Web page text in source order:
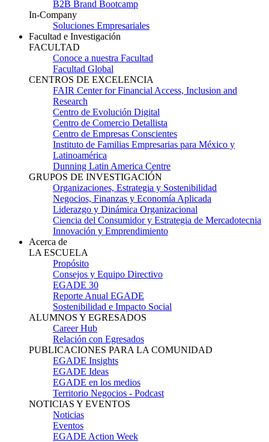
B2B Brand Bootcamp
In-Company
Soluciones Empresariales
Facultad e Investigación
FACULTAD
Conoce a nuestra Facultad
Facultad Global
CENTROS DE EXCELENCIA
FAIR Center for Financial Access, Inclusion and
Research
Centro de Evolución Digital
Centro de Comercio Detallista
Centro de Empresas Conscientes
Instituto de Familias Empresarias para México y
Latinoamérica
Dunning Latin America Centre
GRUPOS DE INVESTIGACIÓN
Organizaciones, Estrategia y Sostenibilidad
Negocios, Finanzas y Economía Aplicada
Liderazgo y Dinámica Organizacional
Ciencia del Consumidor y Estrategia de Mercadotecnia
Innovación y Emprendimiento
Acerca de
LA ESCUELA
Propósito
Consejos y Equipo Directivo
EGADE 30
Reporte Anual EGADE
Sostenibilidad e Impacto Social
ALUMNOS Y EGRESADOS
Career Hub
Relación con Egresados
PUBLICACIONES PARA LA COMUNIDAD
EGADE Insights
EGADE Ideas
EGADE en los medios
Territorio Negocios - Podcast
NOTICIAS Y EVENTOS
Noticias
Eventos
EGADE Action Week